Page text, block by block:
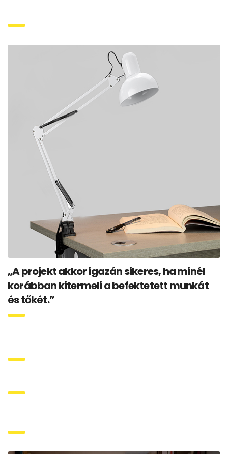
„A projekt akkor igazán sikeres, ha minél
korábban kitermeli a befektetett munkát
és tőkét.”